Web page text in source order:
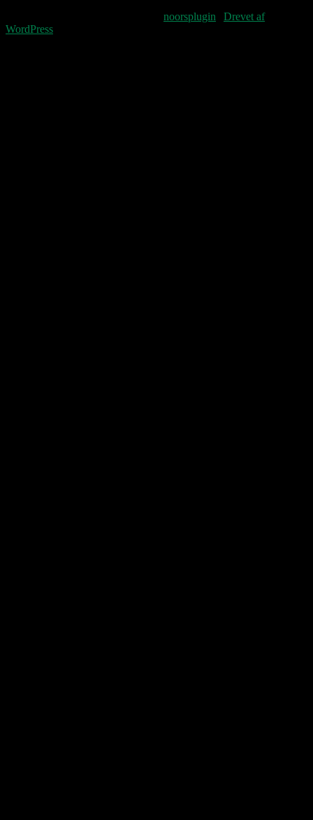
noorsplugin
Drevet af
WordPress